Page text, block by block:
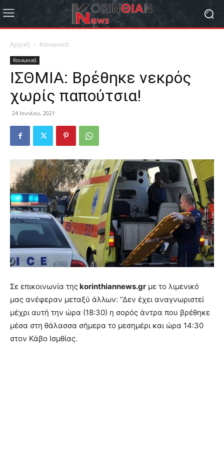
Αρχική Κοινωνικά
Κοινωνικά
ΙΣΘΜΙΑ: Βρέθηκε νεκρός
χωρίς παπούτσια!
24 Ιουνίου, 2021
Σε επικοινωνία τηςkorinthiannews.gr με το λιμενικό
μας ανέφεραν μεταξύ άλλων: “Δεν έχει αναγνωριστεί
μέχρι αυτή την ώρα (18:30) η σορός άντρα που βρέθηκε
μέσα στη θάλασσα σήμερα το μεσημέρι και ώρα 14:30
στον Κάβο Ισμθίας.